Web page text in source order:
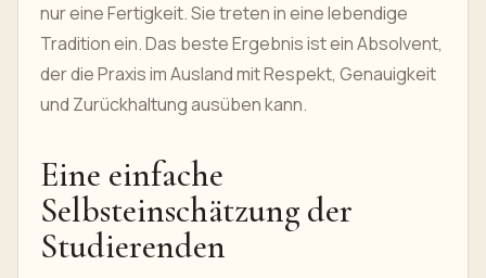
nur eine Fertigkeit. Sie treten in eine lebendige
Tradition ein. Das beste Ergebnis ist ein Absolvent,
der die Praxis im Ausland mit Respekt, Genauigkeit
und Zurückhaltung ausüben kann.
Eine einfache
Selbsteinschätzung der
Studierenden